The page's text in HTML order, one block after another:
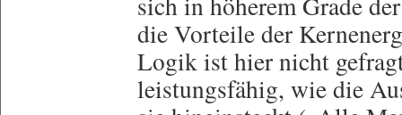
die Vorteile der
Logik ist hier nicht
leistungsfähig, wie die